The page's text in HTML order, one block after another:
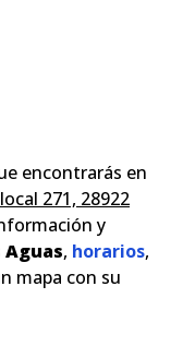
encontrarás en
271, 28922
y
Aguas, horarios,
mapa con su